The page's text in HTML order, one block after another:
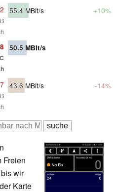
55.4 MBit/s +10%
50.5 MBit/s
43.6 MBit/s -14%
Freien
wir
Karte